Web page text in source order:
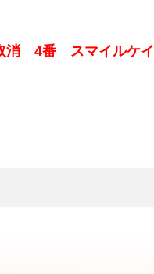
消 4番 スマイルケイ